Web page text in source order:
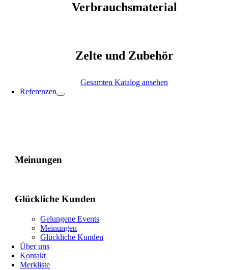
Verbrauchsmaterial
Zelte und Zubehör
Gesamten Katalog ansehen
Referenzen
Meinungen
Glückliche Kunden
Gelungene Events
Meinungen
Glückliche Kunden
Über uns
Kontakt
Merkliste